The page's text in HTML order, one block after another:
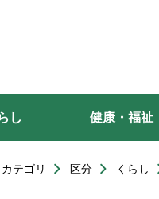
し 健康・福祉
カテゴリ 区分 くらし